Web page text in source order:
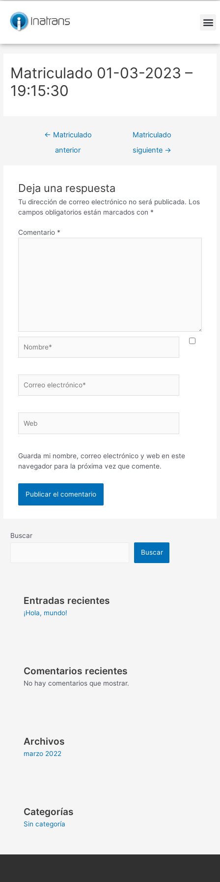
contenido
Matriculado 01-03-2023 –
19:15:30
de
entradas
← Matriculado
anterior
Matriculado
siguiente →
Deja una respuesta
Tu dirección de correo electrónico no será publicada. Los
campos obligatorios están marcados con *
Comentario *
electrónico*
Guarda mi nombre, correo electrónico y web en este
navegador para la próxima vez que comente.
Buscar
Buscar
Entradas recientes
¡Hola, mundo!
Comentarios recientes
No hay comentarios que mostrar.
Archivos
marzo 2022
Categorías
Sin categoría